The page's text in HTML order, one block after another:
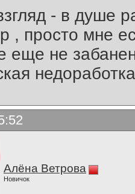
- в душе
, просто мне
еще не
Алёна Ветрова
Новичок